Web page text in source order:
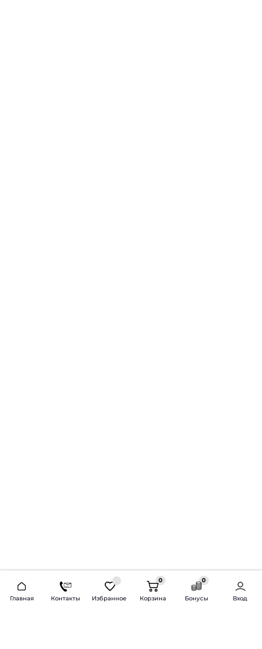
Главная Контакты Избранное
0
Корзина
0
Бонусы Вход
2026 © Продажа и установка автозвука.
Доставка по всей России и СНГ